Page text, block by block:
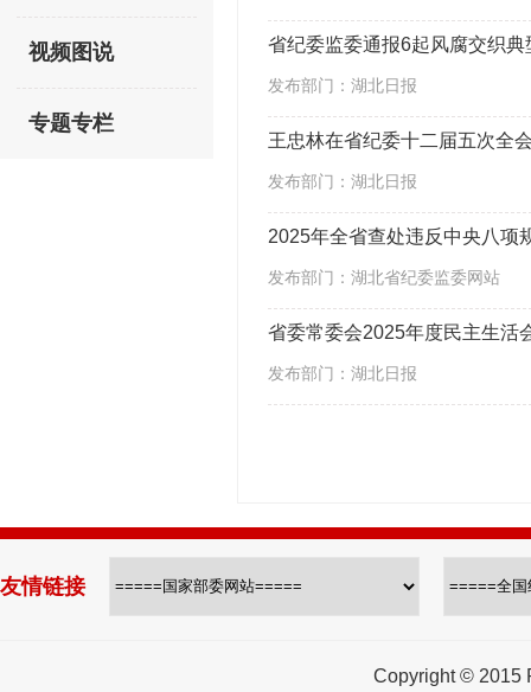
视频图说
专题专栏
省纪委监委通报6起风腐交织典
发布部门：湖北日报
发布部门：湖北日报
2025年全省查处违反中央八项
发布部门：湖北省纪委监委网站
发布部门：湖北日报
友情链接
Copyright © 2015